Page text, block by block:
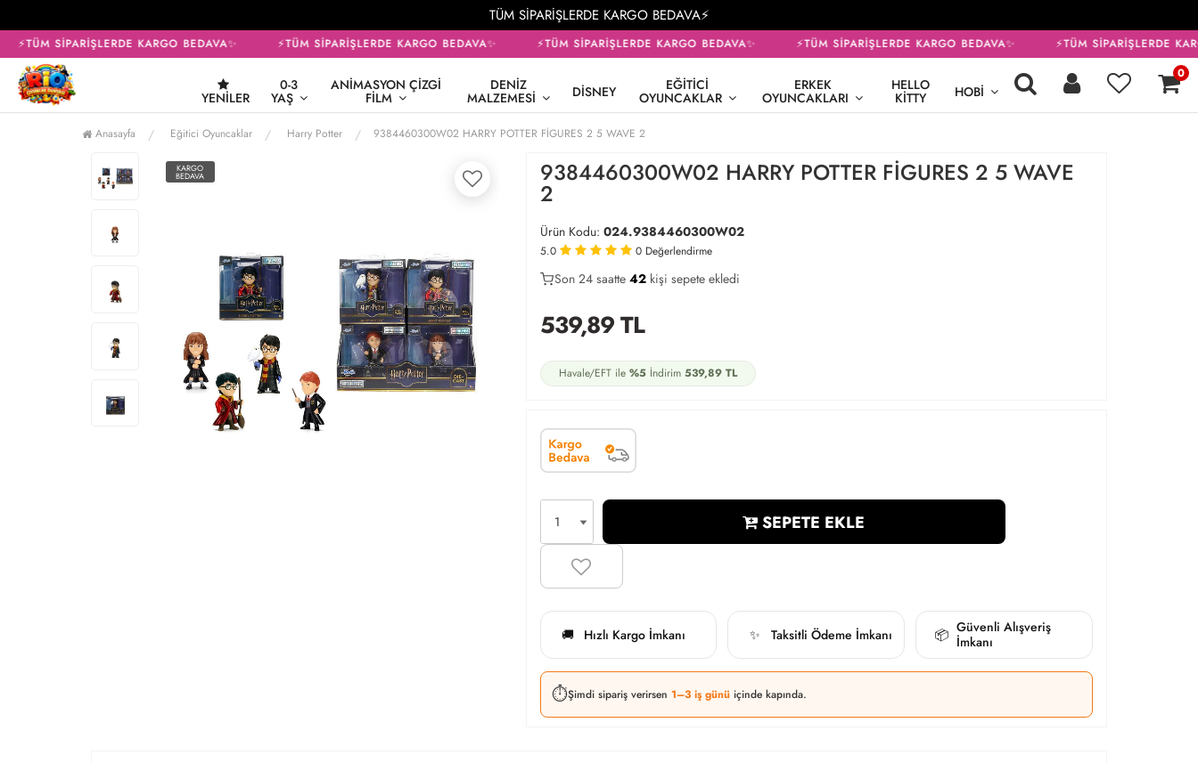
TÜM SİPARİŞLERDE KARGO BEDAVA⚡
⚡TÜM SİPARİŞLERDE KARGO BEDAVA✨ ⚡TÜM SİPARİŞLERDE KARGO BEDAVA✨ ⚡TÜM SİPARİŞLERDE KARGO BEDAVA✨ ⚡TÜM SİPARİŞLERDE KARGO BEDAVA✨ ⚡TÜM SİPARİŞLERDE
YENILER
0-3
YAŞ
ANIMASYON ÇIZGI
FILM
DENIZ
MALZEMESI DISNEY EĞITICI
OYUNCAKLAR
ERKEK
OYUNCAKLARI
HELLO
KITTY HOBI
0
Anasayfa Eğitici Oyuncaklar Harry Potter 9384460300W02 HARRY POTTER FİGURES 2 5 WAVE 2
KARGO
BEDAVA 9384460300W02 HARRY POTTER FİGURES 2 5 WAVE
2
Ürün Kodu: 024.9384460300W02
5.0 0 Değerlendirme
29
Son 24 saatte 42kişi sepete ekledi
15
539,89TL
Havale/EFT ile %5İndirim 539,89TL
SEPETE EKLE
🚚 Hızlı Kargo İmkanı ✨ Taksitli Ödeme İmkanı 📦 Güvenli Alışveriş
İmkanı
⏱️Şimdi sipariş verirsen 1–3 iş günü içinde kapında.